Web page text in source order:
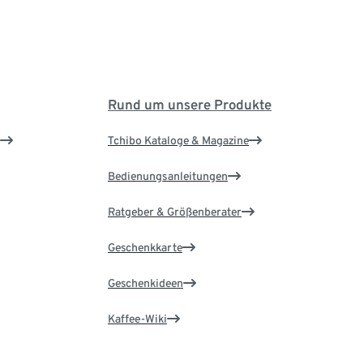
Rund um unsere Produkte
Tchibo Kataloge & Magazine
Bedienungsanleitungen
Ratgeber & Größenberater
Geschenkkarte
Geschenkideen
Kaffee-Wiki